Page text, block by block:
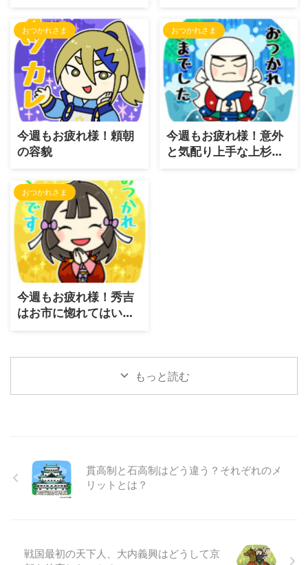
時
おつかれさま
今週もお疲れ様！頼朝
の容貌
おつかれさま
今週もお疲れ様！意外
と気配り上手な上杉謙
信
おつかれさま
今週もお疲れ様！秀吉
はお市に惚れてはいな
い理由
もっと読む
貫高制と石高制はどう違う？それぞれのメ
リットとは？
戦国最初の天下人、大内義興はどうして京